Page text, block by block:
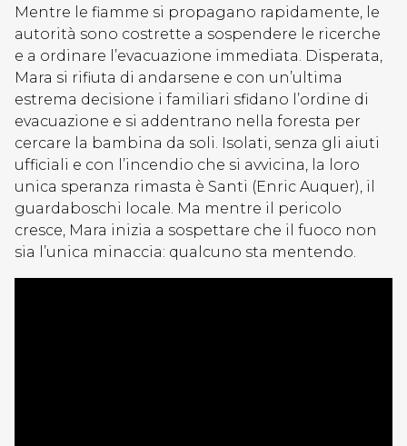
Mentre le fiamme si propagano rapidamente, le
autorità sono costrette a sospendere le ricerche
e a ordinare l’evacuazione immediata. Disperata,
Mara si rifiuta di andarsene e con un’ultima
estrema decisione i familiari sfidano l’ordine di
evacuazione e si addentrano nella foresta per
cercare la bambina da soli. Isolati, senza gli aiuti
ufficiali e con l’incendio che si avvicina, la loro
unica speranza rimasta è Santi (Enric Auquer), il
guardaboschi locale. Ma mentre il pericolo
cresce, Mara inizia a sospettare che il fuoco non
sia l’unica minaccia: qualcuno sta mentendo.